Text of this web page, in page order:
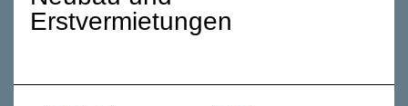
Erstvermietungen